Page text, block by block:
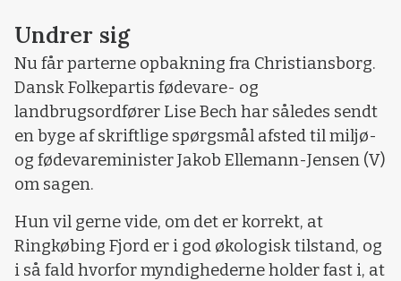
Undrer sig
Nu får parterne opbakning fra Christiansborg.
Dansk Folkepartis fødevare- og
landbrugsordfører Lise Bech har således sendt
en byge af skriftlige spørgsmål afsted til miljø-
og fødevareminister Jakob Ellemann-Jensen (V)
om sagen.
Hun vil gerne vide, om det er korrekt, at
Ringkøbing Fjord er i god økologisk tilstand, og
i så fald hvorfor myndighederne holder fast i, at